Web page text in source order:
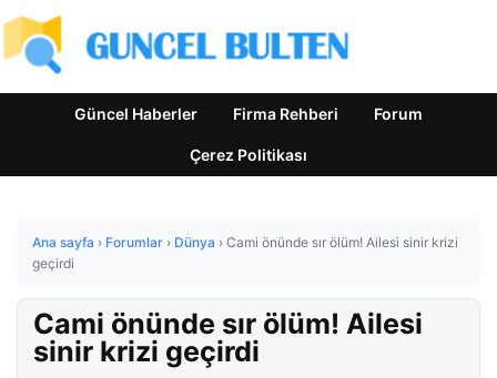
Güncel Haberler Firma Rehberi Forum
Çerez Politikası
Ana sayfa › Forumlar › Dünya › Cami önünde sır ölüm! Ailesi sinir krizi
geçirdi
Cami önünde sır ölüm! Ailesi
sinir krizi geçirdi